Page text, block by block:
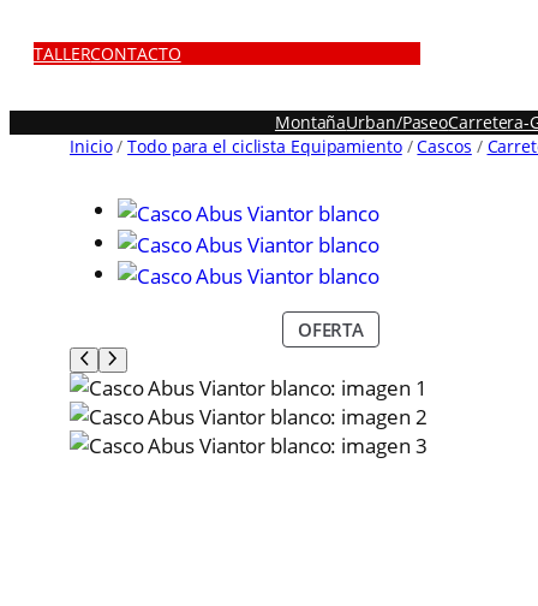
TALLERCONTACTO
MontañaUrban/PaseoCarretera-
Inicio/Todo para el ciclista Equipamiento/Cascos /
OFERTA
R
D
U
C